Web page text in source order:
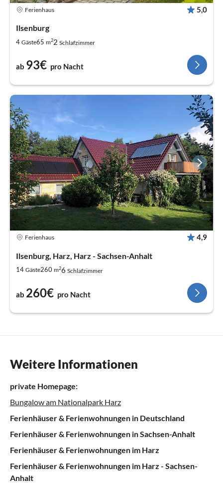
Ferienhaus 5,0
Ilsenburg
4 Gäste65 m22 Schlafzimmer
ab 93€ pro Nacht
Ferienhaus 4,9
Ilsenburg, Harz, Harz - Sachsen-Anhalt
14 Gäste260 m26 Schlafzimmer
ab 260€ pro Nacht
Weitere Informationen
private Homepage:
Bungalow am Nationalpark Harz
Ferienhäuser & Ferienwohnungen in Deutschland
Ferienhäuser & Ferienwohnungen in Sachsen-Anhalt
Ferienhäuser & Ferienwohnungen im Harz
Ferienhäuser & Ferienwohnungen im Harz - Sachsen-
Anhalt